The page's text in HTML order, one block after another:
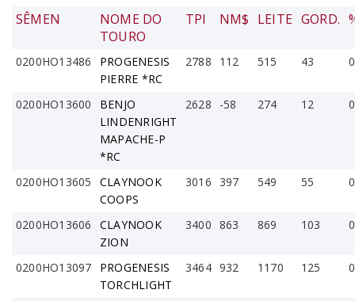
SÊMEN
NOME DO
TOURO
TPI NM$ LEITE GORD.
0200HO13486
PROGENESIS
PIERRE *RC
2788 112 515 43
0200HO13600
BENJO
LINDENRIGHT
MAPACHE-P
*RC
2628 -58 274 12
0200HO13605
CLAYNOOK
COOPS
3016 397 549 55
0200HO13606
CLAYNOOK
ZION
3400 863 869 103
0200HO13097
PROGENESIS
TORCHLIGHT
3464 932 1170 125